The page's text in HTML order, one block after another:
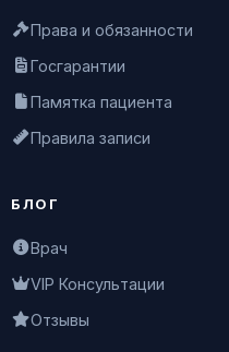
Права и обязанности
Госгарантии
Памятка пациента
Правила записи
БЛОГ
Врач
VIP Консультации
Отзывы